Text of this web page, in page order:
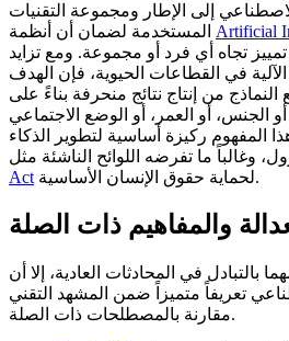
إلى الإطار ومجموعة التقنيات
Artificial
تجاه أي فرد أو مجموعة. ومع تزايد
في القطاعات الحيوية، فإن الهدف
النماذج من إنتاج نتائج منحرفة بناءً على
أو العمر، أو الوضع الاجتماعي
المفهوم ركيزة أساسية لتطوير الذكاء
Act
لحماية حقوق الإنسان الأساسية.
والمفاهيم ذات الصلة
بالتبادل في المحادثات العادية، إلا أن
تعريفاً متميزاً ضمن المشهد التقني
مقارنة بالمصطلحات ذات الصلة.